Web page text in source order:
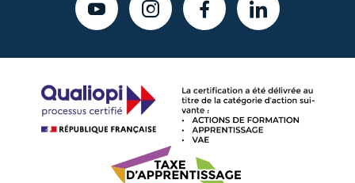
YOUTUBEINSTAGRAMFACEBOOKLINKEDIN